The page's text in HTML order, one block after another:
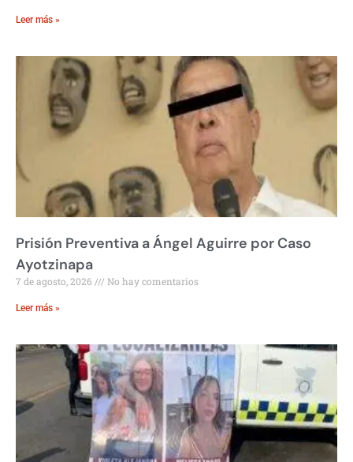
Leer más »
Prisión Preventiva a Ángel Aguirre por Caso
Ayotzinapa
7 de agosto, 2026 No hay comentarios
Leer más »